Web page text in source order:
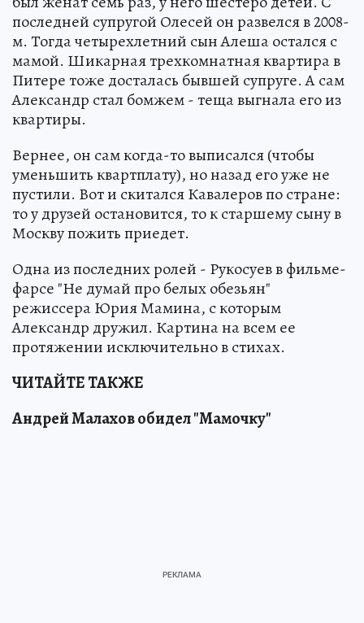
последней супругой Олесей он развелся в 2008-
м. Тогда четырехлетний сын Алеша остался с
мамой. Шикарная трехкомнатная квартира в
Питере тоже досталась бывшей супруге. А сам
Александр стал бомжем - теща выгнала его из
квартиры.
Вернее, он сам когда-то выписался (чтобы
уменьшить квартплату), но назад его уже не
пустили. Вот и скитался Кавалеров по стране:
то у друзей остановится, то к старшему сыну в
Москву пожить приедет.
Одна из последних ролей - Рукосуев в фильме-
фарсе "Не думай про белых обезьян"
режиссера Юрия Мамина, с которым
Александр дружил. Картина на всем ее
протяжении исключительно в стихах.
ЧИТАЙТЕ ТАКЖЕ
Андрей Малахов обидел "Мамочку"